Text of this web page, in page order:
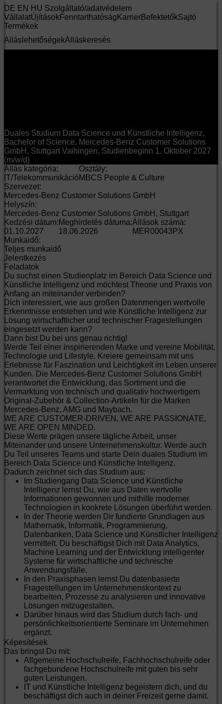
DE EN HU Szolgáltató/adatvédelem
VállalatÚjításokFenntarthatóság KarrierBefektetőkSajtó
Termékek
ÁlláslehetőségekÁlláskeresés
Duales Studium Data Science und Künstliche Intelligenz,
Bachelor of Science, Mercedes-Benz Customer Solutions
GmbH, Stuttgart Vaihingen, Studienbeginn 1. Oktober 2027
(m/w/d)
Állás kategória:
IT/Telekommunikáció
Osztály:
MBCS People & Culture
Szervezet:
Mercedes-Benz Customer Solutions GmbH
Helyszín:
Mercedes-Benz Customer Solutions GmbH, Stuttgart
Kedzési dátum:
01.10.2027
Meghirdetés dátuma:
18.06.2026
Állások száma:
MER00043PX
Munkaidő:
Teljes munkaidő
Jelentkezés
Feladatok
Du suchst einen Studienplatz im Bereich Data Science und
Künstliche Intelligenz und möchtest Theorie und Praxis von
Anfang an miteinander verbinden?
Dich interessiert, wie aus großen Datenmengen wertvolle
Erkenntnisse entstehen und wie Künstliche Intelligenz zur
Lösung wirtschaftlicher und technischer Fragestellungen
eingesetzt werden kann?
Dann bist Du bei uns genau richtig!
Werde Teil einer inspirierenden Marke und vereine Mobilität,
Technologie und Lifestyle. Kreiere gemeinsam mit uns
Erlebnisse für Faszination und Leichtigkeit im Leben unserer
Kunden. Die Mercedes-Benz Customer Solutions GmbH
verantwortet die Entwicklung, das Sortiment und die
Vermarktung von technisch und qualitativ hochwertigem
Original-Zubehör & Collection-Artikeln für die Marken
Mercedes-Benz, AMG und Maybach.
WE ARE CUSTOMER-DRIVEN, WE ARE PASSIONATE,
WE ARE OPEN MINDED.
Diese Werte prägen unsere tägliche Arbeit, unser
Miteinander und unsere Unternehmenskultur. Werde auch
Du Teil unseres Teams und starte Dein duales Studium im
Bereich Data Science und Künstliche Intelligenz.
Dadurch zeichnet sich das Studium aus:
Im Studiengang Data Science und Künstliche
Intelligenz lernst Du, wie aus Daten wertvolle
Informationen gewonnen und mithilfe moderner
Technologien in konkrete Lösungen überführt werden.
In der Theorie werden Dir fundierte Grundlagen aus
Mathematik, Informatik, Programmierung,
Datenbanken, Data Science und Künstlicher Intelligenz
vermittelt. Du beschäftigst Dich mit Data Analytics,
Machine Learning und der Entwicklung intelligenter
Systeme für wirtschaftliche und technische
Anwendungsfälle.
In den Praxisphasen lernst Du datenbasierte
Fragestellungen im Unternehmenskontext zu
bearbeiten, Prozesse zu analysieren und innovative
Lösungen mitzugestalten.
Darüber hinaus wird das Studium durch fach- und
persönlichkeitsorientierte Seminare im Unternehmen
ergänzt.
Képesítések
Das bringst Du mit:
Allgemeine Hochschulreife, Fachhochschulreife oder
fachgebundene Hochschulreife mit guten bis sehr
guten Leistungen.
IT und Künstliche Intelligenz begeistern dich, und du
beschäftigst dich auch in deiner Freizeit gerne damit.